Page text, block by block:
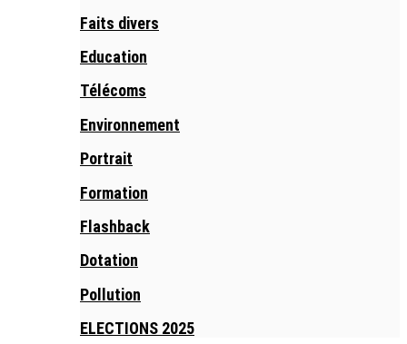
Faits divers
Education
Télécoms
Environnement
Portrait
Formation
Flashback
Dotation
Pollution
ELECTIONS 2025